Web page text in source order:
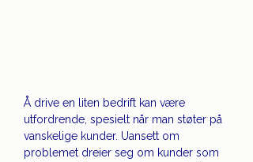
Å drive en liten bedrift kan være
utfordrende, spesielt når man støter på
vanskelige kunder. Uansett om
problemet dreier seg om kunder som